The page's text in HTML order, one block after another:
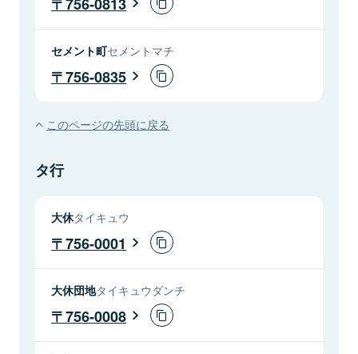
セメント町セメントマチ
756-0835
このページの先頭に戻る
タ行
大休タイキュウ
756-0001
大休団地タイキュウダンチ
756-0008